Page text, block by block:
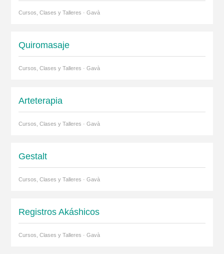
Cursos, Clases y Talleres · Gavà
Quiromasaje
Cursos, Clases y Talleres · Gavà
Arteterapia
Cursos, Clases y Talleres · Gavà
Gestalt
Cursos, Clases y Talleres · Gavà
Registros Akáshicos
Cursos, Clases y Talleres · Gavà